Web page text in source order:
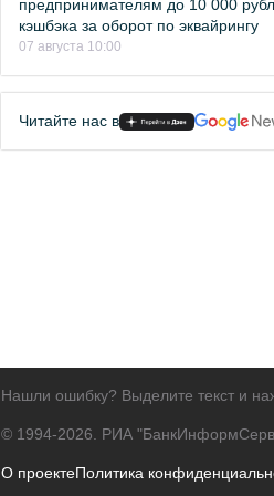
предпринимателям до 10 000
кэшбэка за оборот по эквайрингу
07 августа 10:00
Читайте нас в
Нашли ошибку? Выделите текст и
© 1994-2026. РИА
О проектеПолитика